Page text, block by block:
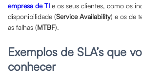
empresa de TI e os seus clientes, como os
disponibilidade (Service Availability) e os de
as falhas (MTBF).
Exemplos de SLA’s que
conhecer